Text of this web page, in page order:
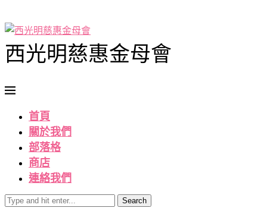
西光明慈惠金母會
首頁
關於我們
部落格
商店
連絡我們
Search